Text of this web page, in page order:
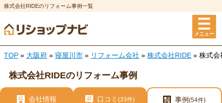
株式会社RIDEのリフォーム事例一覧
メニュー
TOP » 大阪府 » 寝屋川市 » リフォーム会社 » 株式会社RIDE » 株式会
株式会社RIDEのリフォーム事例
会社情報 口コミ (33件) 事例 (54件)